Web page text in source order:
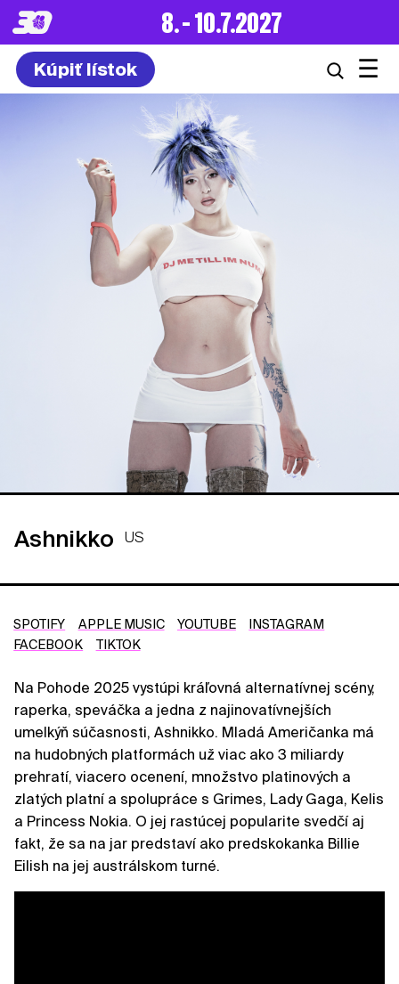
8. – 10.7.2027
Kúpiť lístok ☰
Ashnikko US
SPOTIFY APPLE MUSIC YOUTUBE
INSTAGRAM
FACEBOOK
TIKTOK
Na Pohode 2025 vystúpi kráľovná alternatívnej scény,
raperka, speváčka a jedna z najinovatívnejších
umelkýň súčasnosti, Ashnikko. Mladá Američanka má
na hudobných platformách už viac ako 3 miliardy
prehratí, viacero ocenení, množstvo platinových a
zlatých platní a spolupráce s Grimes, Lady Gaga, Kelis
a Princess Nokia. O jej rastúcej popularite svedčí aj
fakt, že sa na jar predstaví ako predskokanka Billie
Eilish na jej austrálskom turné.